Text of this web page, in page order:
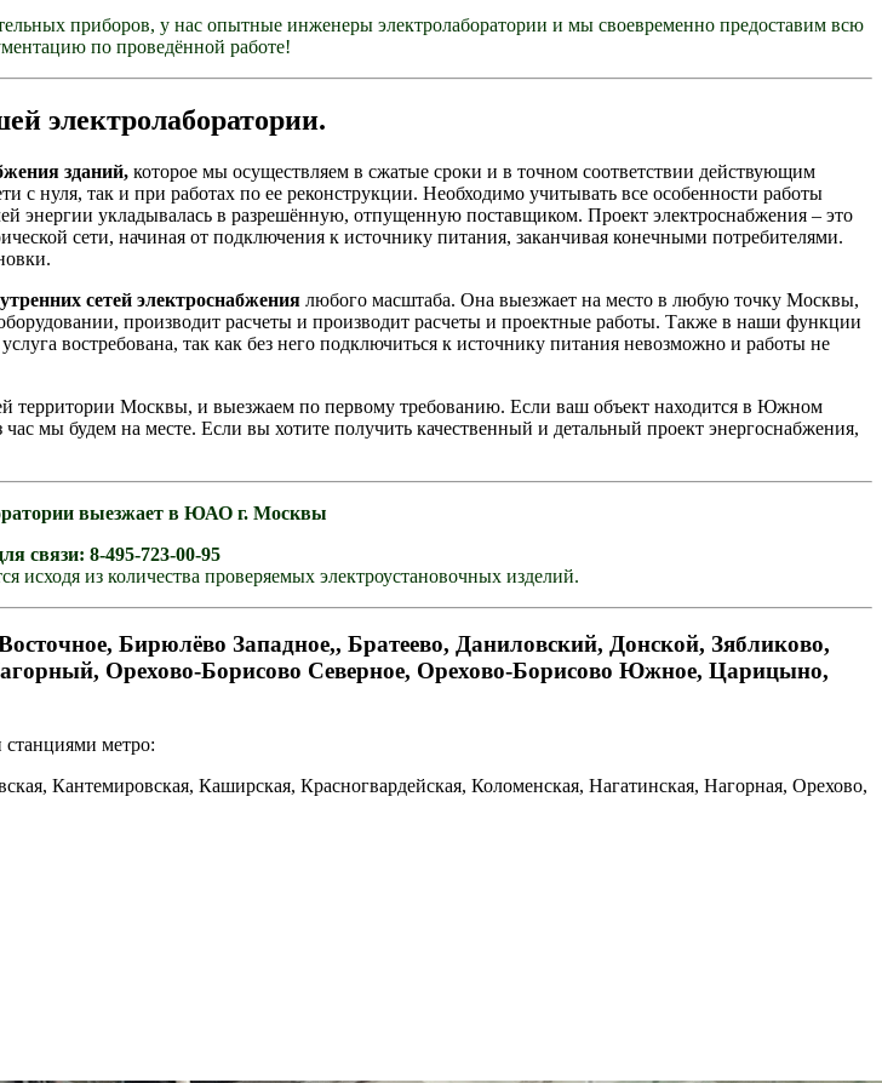
приборов, у нас опытные инженеры электролаборатории и мы своевременно предоставим всю
по проведённой работе!
электролаборатории.
зданий, которое мы осуществляем в сжатые сроки и в точном соответствии действующим
с нуля, так и при работах по ее реконструкции. Необходимо учитывать все особенности работы
энергии укладывалась в разрешённую, отпущенную поставщиком. Проект электроснабжения – это
сети, начиная от подключения к источнику питания, заканчивая конечными потребителями.
сетей электроснабжения любого масштаба. Она выезжает на место в любую точку Москвы,
производит расчеты и производит расчеты и проектные работы. Также в наши функции
услуга востребована, так как без него подключиться к источнику питания невозможно и работы не
территории Москвы, и выезжаем по первому требованию. Если ваш объект находится в Южном
мы будем на месте. Если вы хотите получить качественный и детальный проект энергоснабжения,
выезжает в ЮАО г. Москвы
связи: 8-495-723-00-95
исходя из количества проверяемых электроустановочных изделий.
Бирюлёво Западное,, Братеево, Даниловский, Донской, Зябликово,
Орехово-Борисово Северное, Орехово-Борисово Южное, Царицыно,
метро:
Кантемировская, Каширская, Красногвардейская, Коломенская, Нагатинская, Нагорная, Орехово,